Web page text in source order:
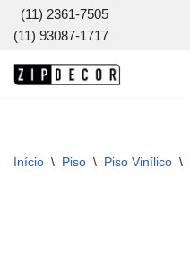
Pular
para
(11) 2361-7505
(11) 93087-1717
Início \ Piso \ Piso Vinílico \